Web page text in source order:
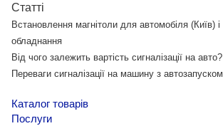
Статті
Встановлення магнітоли для автомобіля (Київ)
обладнання
Від чого залежить вартість сигналізації на авто?
Переваги сигналізації на машину з автозапуском
Каталог товарів
Послуги